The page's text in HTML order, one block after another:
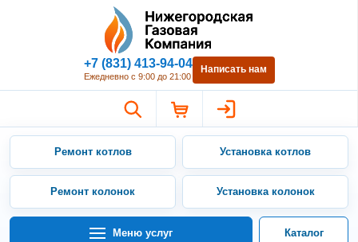
Нижегородская Газовая
+7 (831) 413-94-04
Ежедневно с 9:00 до 21:00
Написать нам
Ремонт котлов Установка котлов
Ремонт колонок Установка колонок
Меню услуг Каталог